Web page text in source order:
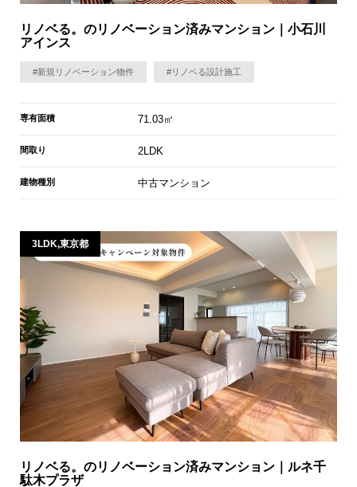
リノベる。のリノベーション済みマンション｜小石川
アインス
#新規リノベーション物件 #リノベる設計施工
専有面積 71.03㎡
間取り 2LDK
建物種別 中古マンション
3LDK,東京都
リノベる。のリノベーション済みマンション｜ルネ千
駄木プラザ